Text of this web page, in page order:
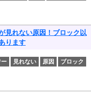
見れない原因！ブロック以
ります
ー 見れない 原因 ブロック